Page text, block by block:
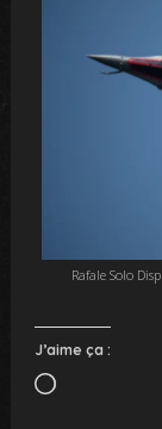
Rafale Solo
J’aime ça :
Chargement…